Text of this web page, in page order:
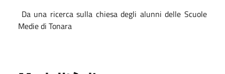
Da una ricerca sulla chiesa degli alunni delle Scuole
Medie di Tonara